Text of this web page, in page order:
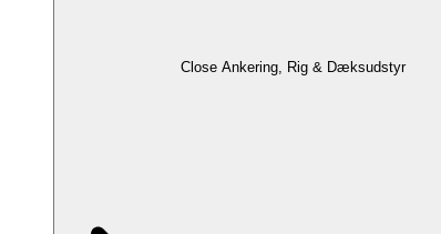
Close Ankering, Rig & Dæksudstyr